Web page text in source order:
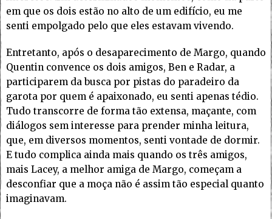
em que os dois estão no alto de um edifício, eu me
senti empolgado pelo que eles estavam vivendo.
Entretanto, após o desaparecimento de Margo, quando
Quentin convence os dois amigos, Ben e Radar, a
participarem da busca por pistas do paradeiro da
garota por quem é apaixonado, eu senti apenas tédio.
Tudo transcorre de forma tão extensa, maçante, com
diálogos sem interesse para prender minha leitura,
que, em diversos momentos, senti vontade de dormir.
E tudo complica ainda mais quando os três amigos,
mais Lacey, a melhor amiga de Margo, começam a
desconfiar que a moça não é assim tão especial quanto
imaginavam.